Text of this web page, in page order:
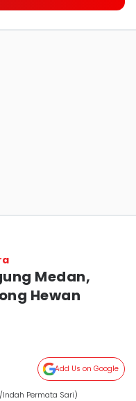
Medan,
Hewan
Add Us on Google
Permata Sari)